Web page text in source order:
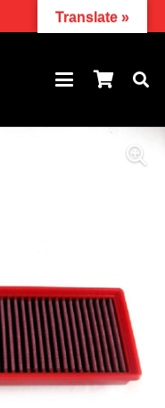
Translate »